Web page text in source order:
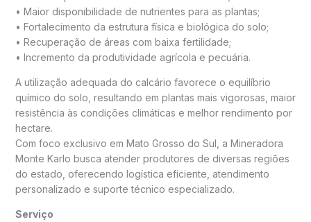
• Maior disponibilidade de nutrientes para as plantas;
• Fortalecimento da estrutura física e biológica do solo;
• Recuperação de áreas com baixa fertilidade;
• Incremento da produtividade agrícola e pecuária.
A utilização adequada do calcário favorece o equilíbrio
químico do solo, resultando em plantas mais vigorosas, maior
resistência às condições climáticas e melhor rendimento por
hectare.
Com foco exclusivo em Mato Grosso do Sul, a Mineradora
Monte Karlo busca atender produtores de diversas regiões
do estado, oferecendo logística eficiente, atendimento
personalizado e suporte técnico especializado.
Serviço